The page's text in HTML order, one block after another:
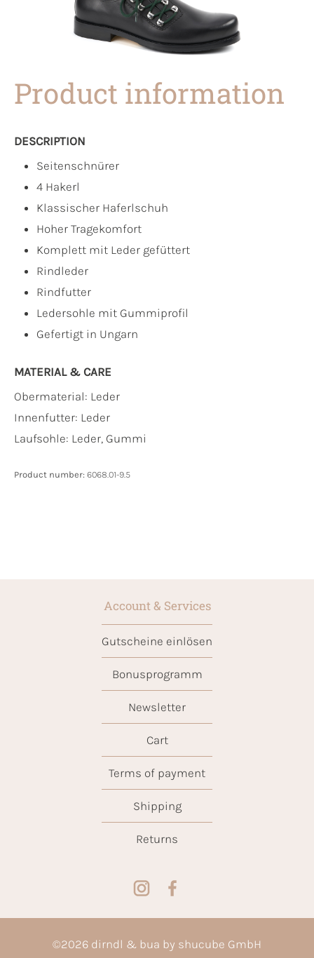
Product information
DESCRIPTION
Seitenschnürer
4 Hakerl
Klassischer Haferlschuh
Hoher Tragekomfort
Komplett mit Leder gefüttert
Rindleder
Rindfutter
Ledersohle mit Gummiprofil
Gefertigt in Ungarn
MATERIAL & CARE
Obermaterial: Leder
Innenfutter: Leder
Laufsohle: Leder, Gummi
Product number: 6068.01-9.5
Account & Services
Gutscheine einlösen
Bonusprogramm
Newsletter
Cart
Terms of payment
Shipping
Returns
©2026 dirndl & bua by shucube GmbH